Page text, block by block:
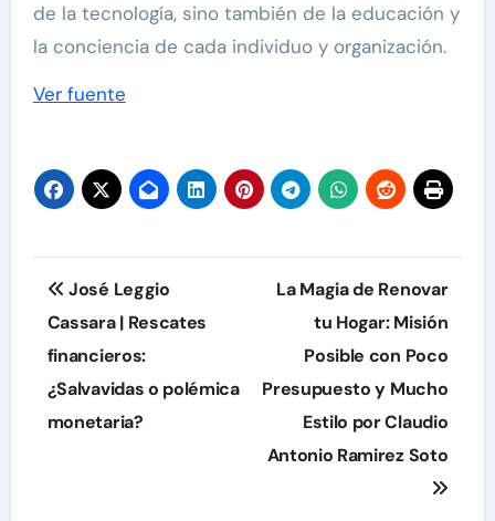
de la tecnología, sino también de la educación y
la conciencia de cada individuo y organización.
Navegación
entradas
Ver fuente
Navegación
de
entradas
José Leggio
Cassara | Rescates
financieros:
¿Salvavidas o polémica
monetaria?
La Magia de Renovar
tu Hogar: Misión
Posible con Poco
Presupuesto y Mucho
Estilo por Claudio
Antonio Ramirez Soto